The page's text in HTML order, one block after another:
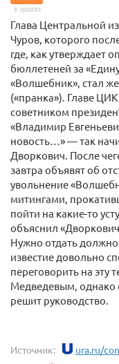
в архиве
Глава Центральной
Чуров, которого
где, как утверждает
бюллетеней за
«Волшебник», стал
(«пранка»). Главе
советником
«Владимир
новость…» — так
Дворкович. После
завтра объявят об
увольнение
митингами,
пойти на какие-то
объяснил
Нужно отдать
известие довольно
переговорить на эту
Медведевым, однако
решит руководство.
Источник: ura.ru/